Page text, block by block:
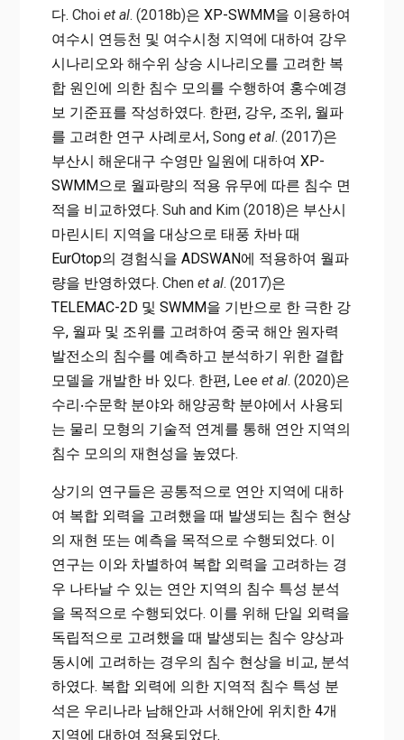
다. Choi et al. (2018b)은 XP-SWMM을 이용하여
여수시 연등천 및 여수시청 지역에 대하여 강우
시나리오와 해수위 상승 시나리오를 고려한 복
합 원인에 의한 침수 모의를 수행하여 홍수예경
보 기준표를 작성하였다. 한편, 강우, 조위, 월파
를 고려한 연구 사례로서, Song et al. (2017)은
부산시 해운대구 수영만 일원에 대하여 XP-
SWMM으로 월파량의 적용 유무에 따른 침수 면
적을 비교하였다. Suh and Kim (2018)은 부산시
마린시티 지역을 대상으로 태풍 차바 때
EurOtop의 경험식을 ADSWAN에 적용하여 월파
량을 반영하였다. Chen et al. (2017)은
TELEMAC-2D 및 SWMM을 기반으로 한 극한 강
우, 월파 및 조위를 고려하여 중국 해안 원자력
발전소의 침수를 예측하고 분석하기 위한 결합
모델을 개발한 바 있다. 한편, Lee et al. (2020)은
수리‧수문학 분야와 해양공학 분야에서 사용되
는 물리 모형의 기술적 연계를 통해 연안 지역의
침수 모의의 재현성을 높였다.
상기의 연구들은 공통적으로 연안 지역에 대하
여 복합 외력을 고려했을 때 발생되는 침수 현상
의 재현 또는 예측을 목적으로 수행되었다. 이
연구는 이와 차별하여 복합 외력을 고려하는 경
우 나타날 수 있는 연안 지역의 침수 특성 분석
을 목적으로 수행되었다. 이를 위해 단일 외력을
독립적으로 고려했을 때 발생되는 침수 양상과
동시에 고려하는 경우의 침수 현상을 비교, 분석
하였다. 복합 외력에 의한 지역적 침수 특성 분
석은 우리나라 남해안과 서해안에 위치한 4개
지역에 대하여 적용되었다.